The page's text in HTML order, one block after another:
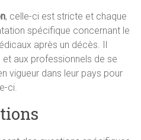
, celle-ci est stricte et chaque
spécifique concernant le
après un décès. Il
aux professionnels de se
vigueur dans leur pays pour
ci.